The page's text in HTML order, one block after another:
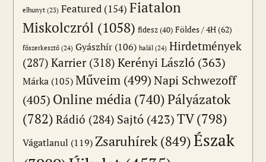
elhunyt (23) Featured (154) Fiatalon
Miskolczról (1058) fidesz(40) Földes / 4H(62)
főszerkesztő (24) Gyászhír (106) halál (24) Hirdetmények
(287) Karrier(318) Kerényi László (363)
Márka (105) Műveim (499)Napi Schwezoff
(405) Online média (740)Pályázatok
(782) Rádió (284) Sajtó (423)TV(798)
Vágatlanul (119) Zsaruhírek (849)Észak